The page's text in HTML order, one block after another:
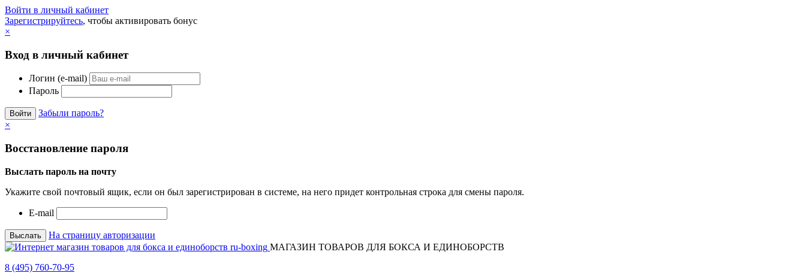
Войти в личный кабинет
Зарегистрируйтесь, чтобы активировать бонус
×
Вход в личный кабинет
Логин (e-mail)
Пароль
Забыли пароль?
×
Восстановление пароля
Выслать пароль на почту
Укажите свой почтовый ящик, если он был зарегистрирован в системе, на него придет контрольная строка для смены пароля.
E-mail
На страницу авторизации
МАГАЗИН ТОВАРОВ ДЛЯ БОКСА И ЕДИНОБОРСТВ
8 (495) 760-70-95